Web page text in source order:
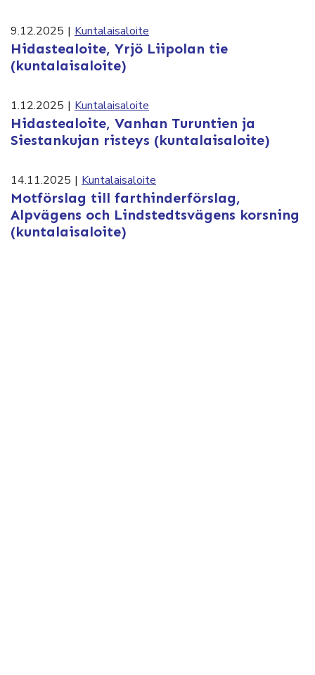
9.12.2025 | Kuntalaisaloite
Hidastealoite, Yrjö Liipolan tie
(kuntalaisaloite)
1.12.2025 | Kuntalaisaloite
Hidastealoite, Vanhan Turuntien ja
Siestankujan risteys (kuntalaisaloite)
14.11.2025 | Kuntalaisaloite
Motförslag till farthinderförslag,
Alpvägens och Lindstedtsvägens korsning
(kuntalaisaloite)